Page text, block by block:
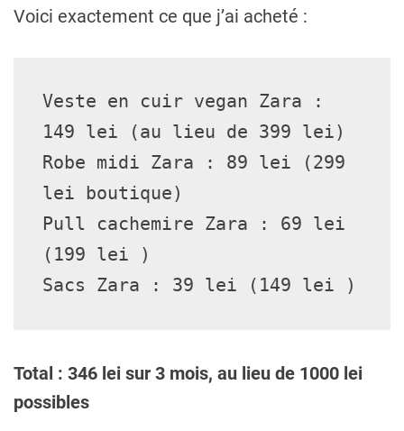
Voici exactement ce que j’ai acheté :
Veste en cuir vegan Zara :
149 lei (au lieu de 399 lei)
Robe midi Zara : 89 lei (299
lei boutique)
Pull cachemire Zara : 69 lei
(199 lei )
Sacs Zara : 39 lei (149 lei )
Total : 346 lei sur 3 mois, au lieu de 1000 lei
possibles